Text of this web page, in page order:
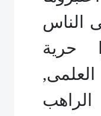
الناس
حرية